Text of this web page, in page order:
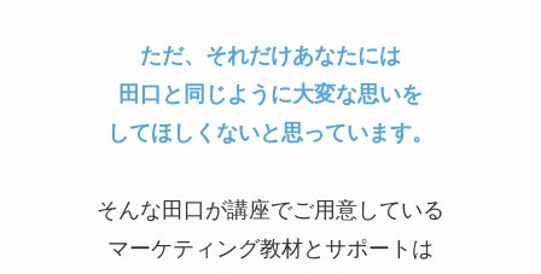
ただ、それだけあなたには
田口と同じように大変な思いを
してほしくないと思っています。
そんな田口が講座でご用意している
マーケティング教材とサポートは